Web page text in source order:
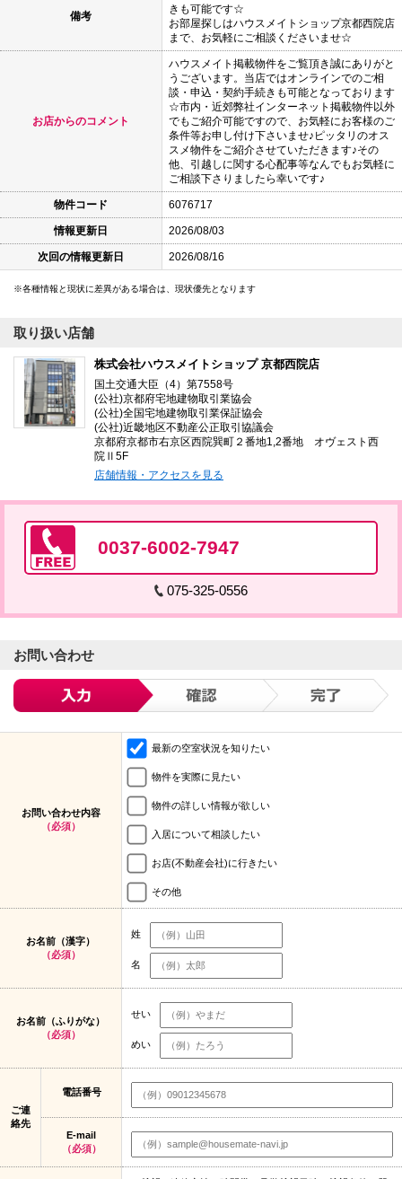
備考
きも可能です☆
お部屋探しはハウスメイトショップ京都西院店
まで、お気軽にご相談くださいませ☆
お店からのコメント
ハウスメイト掲載物件をご覧頂き誠にありがと
うございます。当店ではオンラインでのご相
談・申込・契約手続きも可能となっております
☆市内・近郊弊社インターネット掲載物件以外
でもご紹介可能ですので、お気軽にお客様のご
条件等お申し付け下さいませ♪ピッタリのオス
スメ物件をご紹介させていただきます♪その
他、引越しに関する心配事等なんでもお気軽に
ご相談下さりましたら幸いです♪
物件コード 6076717
情報更新日 2026/08/03
次回の情報更新日 2026/08/16
各種情報と現状に差異がある場合は、現状優先となります
取り扱い店舗
株式会社ハウスメイトショップ 京都西院店
国土交通大臣（4）第7558号
(公社)京都府宅地建物取引業協会
(公社)全国宅地建物取引業保証協会
(公社)近畿地区不動産公正取引協議会
京都府京都市右京区西院巽町２番地1,2番地 オヴェスト西
院Ⅱ5F
店舗情報・アクセスを見る
0037-6002-7947
075-325-0556
お問い合わせ
お問い合わせ内容
（必須）
最新の空室状況を知りたい
物件を実際に見たい
物件の詳しい情報が欲しい
入居について相談したい
お店(不動産会社)に行きたい
その他
お名前（漢字）
（必須）
姓
名
お名前（ふりがな）
（必須）
せい
めい
ご連
絡先
電話番号
E-mail
（必須）